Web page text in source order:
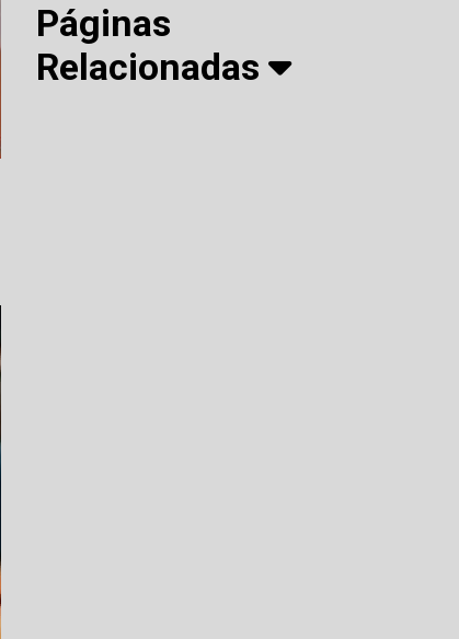
Páginas
Relacionadas